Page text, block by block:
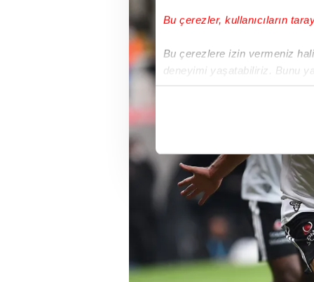
Bu çerezler, kullanıcıların
Bu çerezlere izin vermeniz
deneyimi yaşatabiliriz. Bunu
içerikleri sunabilmek adına
Her halükârda, kullanıcılar,
Sizlere daha iyi bir hizmet
çerezler vasıtasıyla çeşitli
amacıyla kullanılmaktadır.
reklam/pazarlama
Çerezlere ilişkin tercihlerinizi
butonuna tıklayabilir,
Çerez